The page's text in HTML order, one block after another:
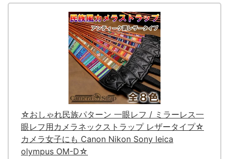
☆おしゃれ民族パターン 一眼レフ / ミラーレス一
眼レフ用カメラネックストラップ レザータイプ☆
カメラ女子にも Canon Nikon Sony leica
olympus OM-D☆